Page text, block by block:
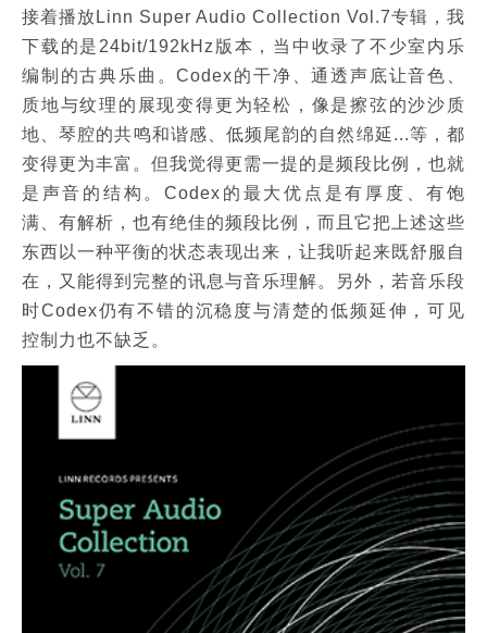
接着播放Linn Super Audio Collection Vol.7专辑，我
下载的是24bit/192kHz版本，当中收录了不少室内乐
编制的古典乐曲。Codex的干净、通透声底让音色、
质地与纹理的展现变得更为轻松，像是擦弦的沙沙质
地、琴腔的共鸣和谐感、低频尾韵的自然绵延...等，都
变得更为丰富。但我觉得更需一提的是频段比例，也就
是声音的结构。Codex的最大优点是有厚度、有饱
满、有解析，也有绝佳的频段比例，而且它把上述这些
东西以一种平衡的状态表现出来，让我听起来既舒服自
在，又能得到完整的讯息与音乐理解。另外，若音乐段
时Codex仍有不错的沉稳度与清楚的低频延伸，可见
控制力也不缺乏。